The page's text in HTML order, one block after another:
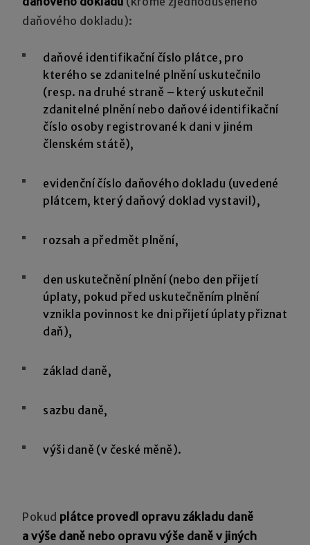
daňového dokladu):
daňové identifikační číslo plátce, pro
kterého se zdanitelné plnění uskutečnilo
(resp. na druhé straně – který uskutečnil
zdanitelné plnění nebo daňové identifikační
číslo osoby registrované k dani v jiném
členském státě),
evidenční číslo daňového dokladu (uvedené
plátcem, který daňový doklad vystavil),
rozsah a předmět plnění,
den uskutečnění plnění (nebo den přijetí
úplaty, pokud před uskutečněním plnění
vznikla povinnost ke dni přijetí úplaty přiznat
daň),
základ daně,
sazbu daně,
výši daně (v české měně).
Pokud plátce provedl opravu základu daně
a výše daně nebo opravu výše daně v jiných